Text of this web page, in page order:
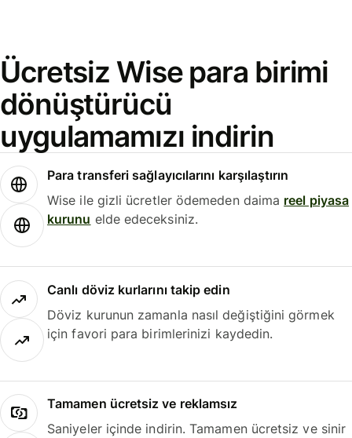
Ücretsiz Wise para birimi
dönüştürücü
uygulamamızı indirin
Para transferi sağlayıcılarını karşılaştırın
Wise ile gizli ücretler ödemeden daima reel piyasa
kurunu elde edeceksiniz.
Canlı döviz kurlarını takip edin
Döviz kurunun zamanla nasıl değiştiğini görmek
için favori para birimlerinizi kaydedin.
Tamamen ücretsiz ve reklamsız
Saniyeler içinde indirin. Tamamen ücretsiz ve sinir